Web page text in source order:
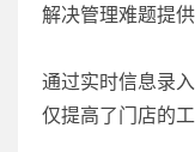
解决管理难题提供
通过实时信息录
仅提高了门店的